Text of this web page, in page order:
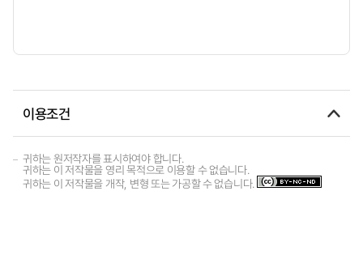
이용조건
귀하는 원저작자를 표시하여야 합니다.
귀하는 이 저작물을 영리 목적으로 이용할 수 없습니다.
귀하는 이 저작물을 개작, 변형 또는 가공할 수 없습니다.